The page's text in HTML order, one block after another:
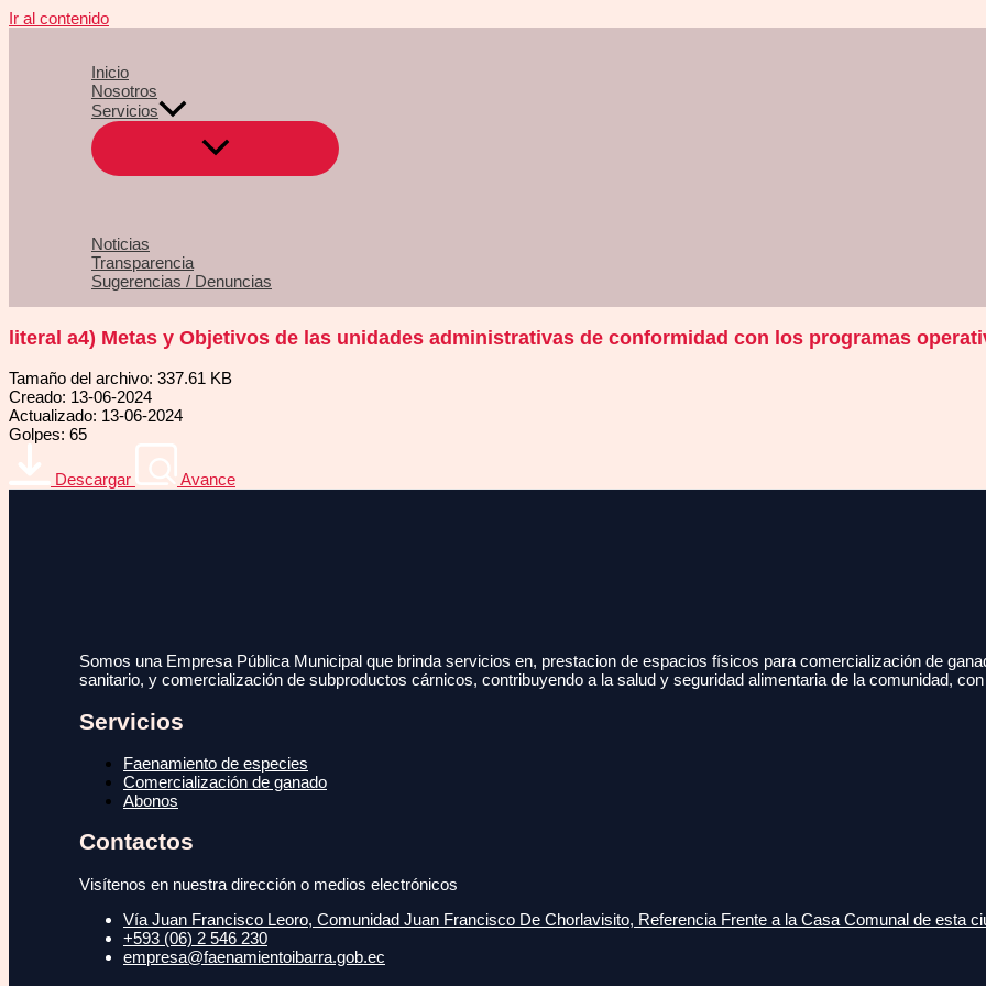
Ir al contenido
Inicio
Nosotros
Servicios
Noticias
Transparencia
Sugerencias / Denuncias
literal a4) Metas y Objetivos de las unidades administrativas de conformidad con los programas
Tamaño del archivo: 337.61 KB
Creado: 13-06-2024
Actualizado: 13-06-2024
Golpes: 65
Descargar Avance
Somos una Empresa Pública Municipal que brinda servicios en, prestacion de espacios físicos para comercialización de
sanitario, y comercialización de subproductos cárnicos, contribuyendo a la salud y seguridad alimentaria de la comunidad,
Servicios
Faenamiento de especies
Comercialización de ganado
Abonos
Contactos
Visítenos en nuestra dirección o medios electrónicos
Vía Juan Francisco Leoro, Comunidad Juan Francisco De Chorlavisito, Referencia Frente a la Casa Comunal de esta
+593 (06) 2 546 230
empresa@faenamientoibarra.gob.ec